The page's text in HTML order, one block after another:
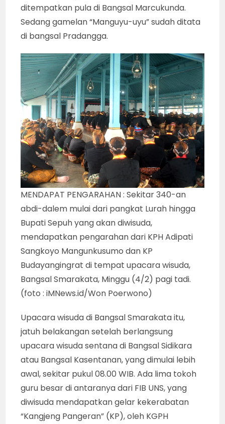
ditempatkan pula di Bangsal Marcukunda.
Sedang gamelan “Manguyu-uyu” sudah ditata
di bangsal Pradangga.
MENDAPAT PENGARAHAN : Sekitar 340-an
abdi-dalem mulai dari pangkat Lurah hingga
Bupati Sepuh yang akan diwisuda,
mendapatkan pengarahan dari KPH Adipati
Sangkoyo Mangunkusumo dan KP
Budayangingrat di tempat upacara wisuda,
Bangsal Smarakata, Minggu (4/2) pagi tadi.
(foto : iMNews.id/Won Poerwono)
Upacara wisuda di Bangsal Smarakata itu,
jatuh belakangan setelah berlangsung
upacara wisuda sentana di Bangsal Sidikara
atau Bangsal Kasentanan, yang dimulai lebih
awal, sekitar pukul 08.00 WIB. Ada lima tokoh
guru besar di antaranya dari FIB UNS, yang
diwisuda mendapatkan gelar kekerabatan
“Kangjeng Pangeran” (KP), oleh KGPH